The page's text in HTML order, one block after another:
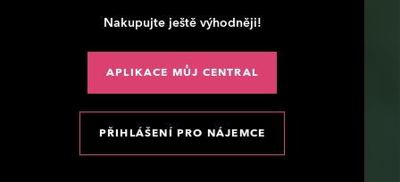
Nakupujte ještě výhodněji!
APLIKACE MŮJ CENTRAL
PŘIHLÁŠENÍ PRO NÁJEMCE